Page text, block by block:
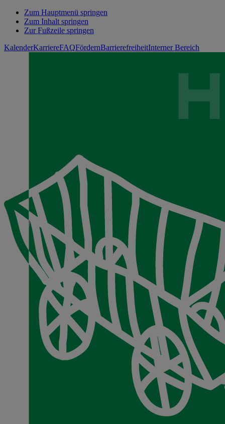
Zum Hauptmenü springen
Zum Inhalt springen
Zur Fußzeile springen
KalenderKarriereFAQFördernBarrierefreiheitInterner Bereich